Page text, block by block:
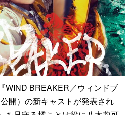
WIND BREAKER／ウィンドブ
開）の新キャストが発表され